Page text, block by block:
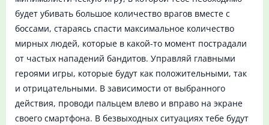
будет убивать большое количество врагов вместе с
боссами, стараясь спасти максимальное количество
мирных людей, которые в какой-то момент пострадали
от частых нападений бандитов. Управляй главными
героями игры, которые будут как положительными, так
и отрицательными. В зависимости от выбранного
действия, проводи пальцем влево и вправо на экране
своего смартфона. В безвыходных ситуациях тебе будут